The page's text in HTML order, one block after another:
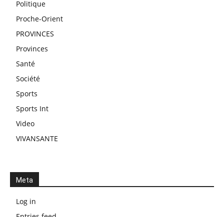
Politique
Proche-Orient
PROVINCES
Provinces
Santé
Société
Sports
Sports Int
Video
VIVANSANTE
Meta
Log in